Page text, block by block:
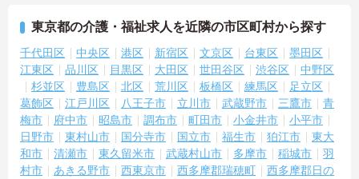
東京都の介護・福祉求人を近隣の市区町村から探す
千代田区 中央区 港区 新宿区 文京区 台東区
墨田区
江東区
品川区 目黒区 大田区 世田谷区 渋谷区
中野区
杉並区
豊島区 北区 荒川区 板橋区 練馬区
足立区
葛飾区
江戸川区 八王子市 立川市 武蔵野市 三鷹市
青
梅市
府中市 昭島市 調布市 町田市 小金井市
小平市
日野市
東村山市 国分寺市 国立市 福生市 狛江市
東大
和市
清瀬市 東久留米市 武蔵村山市 多摩市 稲城市
羽
村市
あきる野市 西東京市 西多摩郡瑞穂町
西多摩郡日の